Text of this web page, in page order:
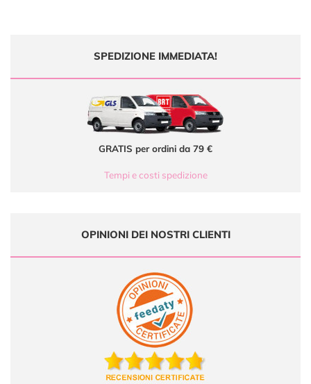
SPEDIZIONE IMMEDIATA!
GRATIS per ordini da 79 €
Tempi e costi spedizione
OPINIONI DEI NOSTRI CLIENTI